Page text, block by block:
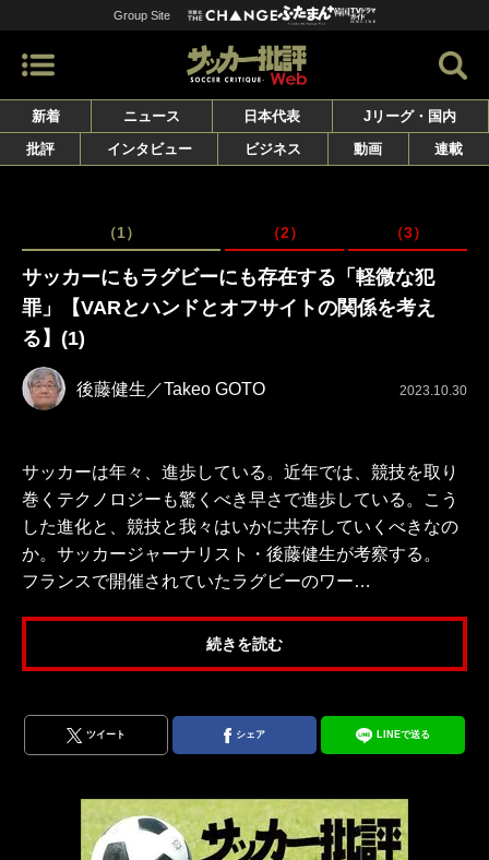
Group Site
新着 ニュース 日本代表
Jリーグ・国内
批評
インタビュー ビジネス 動画 連載
（1） （2） （3）
サッカーにもラグビーにも存在する「軽微な犯
罪」【VARとハンドとオフサイトの関係を考え
る】(1)
後藤健生／Takeo GOTO 2023.10.30
サッカーは年々、進歩している。近年では、競技を取り
巻くテクノロジーも驚くべき早さで進歩している。こう
した進化と、競技と我々はいかに共存していくべきなの
か。サッカージャーナリスト・後藤健生が考察する。
フランスで開催されていたラグビーのワー…
続きを読む
ツイート シェア LINEで送る